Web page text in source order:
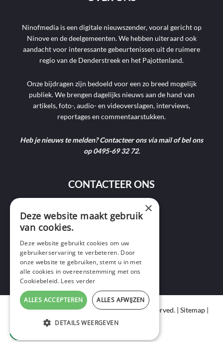
Ninofmedia is een digitale nieuwszender, vooral gericht op
Ninove en de deelgemeenten. We hebben uiteraard ook
aandacht voor interessante gebeurtenissen uit de ruimere
regio van de Denderstreek en het Pajottenland.
Onze bijdragen zijn bedoeld voor een zo breed mogelijk
publiek. We brengen dagelijks nieuws aan de hand van
artikels, foto-, audio- en videoverslagen, interviews,
reportages en commentaarstukken.
Heb je nieuws te melden? Contacteer ons via mail of bel ons
op 0495-69 32 72.
CONTACTEER ONS
9400 Ninove
+32 495 69 32 72
Copyright © 2020 Ninof Media. All Rights Reserved. | Sitemap|
Cookie Policy|Privacy Policy
×
Deze website maakt gebruik
van cookies.
Deze website gebruikt cookies om uw
gebruikerservaring te verbeteren. Door
onze website te gebruiken, stemt u in met
alle cookies in overeenstemming met ons
Cookiebeleid. Lees verder
ALLES ACCEPTEREN ALLES AFWIJZEN
DETAILS WEERGEVEN